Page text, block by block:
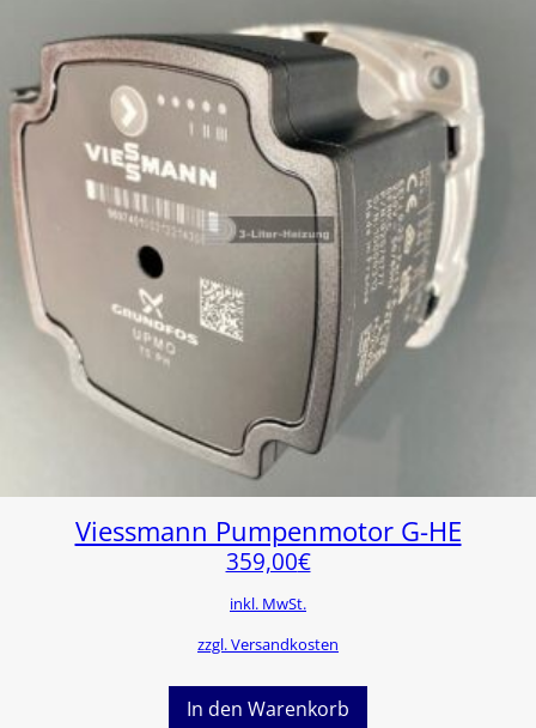
Viessmann Pumpenmotor G-HE
359,00€
inkl. MwSt.
zzgl. Versandkosten
In den Warenkorb